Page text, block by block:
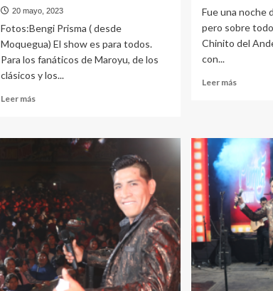
20 mayo, 2023
Fotos:Bengi Prisma ( desde
Moquegua) El show es para todos.
Para los fanáticos de Maroyu, de los
clásicos y los...
Leer más
MAROYU
de
NESTOR
YUCRA
Fue una noche
pero sobre
Chinito del
con...
Leer másLeer
el
patrón,
miles
corearon
sus